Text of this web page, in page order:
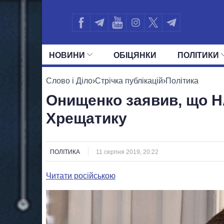
НОВИНИ ОБIЦЯНКИ ПОЛIТИКИ
УСІ ПОЛІТИКИ ПРЕЗИДЕНТ І ОФІС
Слово і Діло›Стрічка публікацій›Політика
Онищенко заявив, що
Хрещатику
ПОЛІТИКА 11 серпня 2019, 20:22
Читати російською